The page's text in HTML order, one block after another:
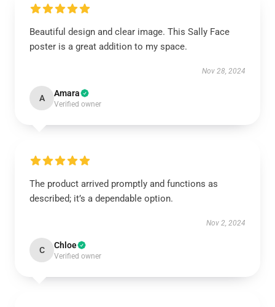
Beautiful design and clear image. This Sally Face
poster is a great addition to my space.
Nov 28, 2024
A Amara
Verified owner
The product arrived promptly and functions as
described; it’s a dependable option.
Nov 2, 2024
C Chloe
Verified owner